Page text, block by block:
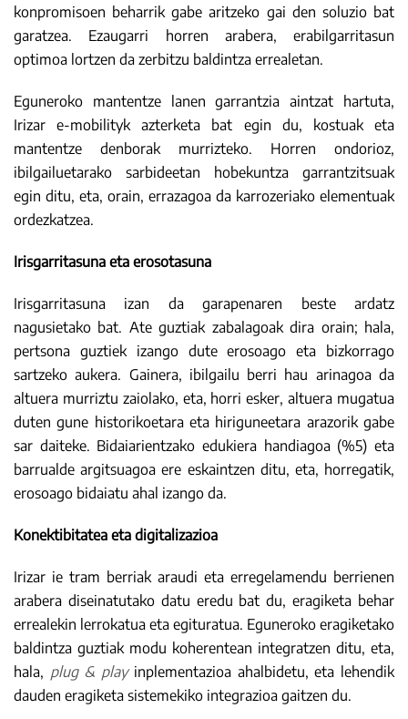
konpromisoen beharrik gabe aritzeko gai den soluzio bat
garatzea. Ezaugarri horren arabera, erabilgarritasun
optimoa lortzen da zerbitzu baldintza errealetan.
Eguneroko mantentze lanen garrantzia aintzat hartuta,
Irizar e-mobilityk azterketa bat egin du, kostuak eta
mantentze denborak murrizteko. Horren ondorioz,
ibilgailuetarako sarbideetan hobekuntza garrantzitsuak
egin ditu, eta, orain, errazagoa da karrozeriako elementuak
ordezkatzea.
Irisgarritasuna eta erosotasuna
Irisgarritasuna izan da garapenaren beste ardatz
nagusietako bat. Ate guztiak zabalagoak dira orain; hala,
pertsona guztiek izango dute erosoago eta bizkorrago
sartzeko aukera. Gainera, ibilgailu berri hau arinagoa da
altuera murriztu zaiolako, eta, horri esker, altuera mugatua
duten gune historikoetara eta hiriguneetara arazorik gabe
sar daiteke. Bidaiarientzako edukiera handiagoa (%5) eta
barrualde argitsuagoa ere eskaintzen ditu, eta, horregatik,
erosoago bidaiatu ahal izango da.
Konektibitatea eta digitalizazioa
Irizar ie tram berriak araudi eta erregelamendu berrienen
arabera diseinatutako datu eredu bat du, eragiketa behar
errealekin lerrokatua eta egituratua. Eguneroko eragiketako
baldintza guztiak modu koherentean integratzen ditu, eta,
hala, plug & playinplementazioa ahalbidetu, eta lehendik
dauden eragiketa sistemekiko integrazioa gaitzen du.